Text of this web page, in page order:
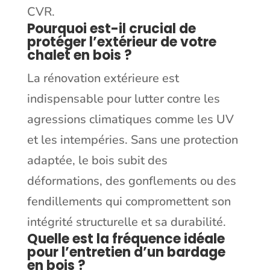
CVR.
Pourquoi est-il crucial de
protéger l’extérieur de votre
chalet en bois ?
La rénovation extérieure est
indispensable pour lutter contre les
agressions climatiques comme les UV
et les intempéries. Sans une protection
adaptée, le bois subit des
déformations, des gonflements ou des
fendillements qui compromettent son
intégrité structurelle et sa durabilité.
Quelle est la fréquence idéale
pour l’entretien d’un bardage
en bois ?